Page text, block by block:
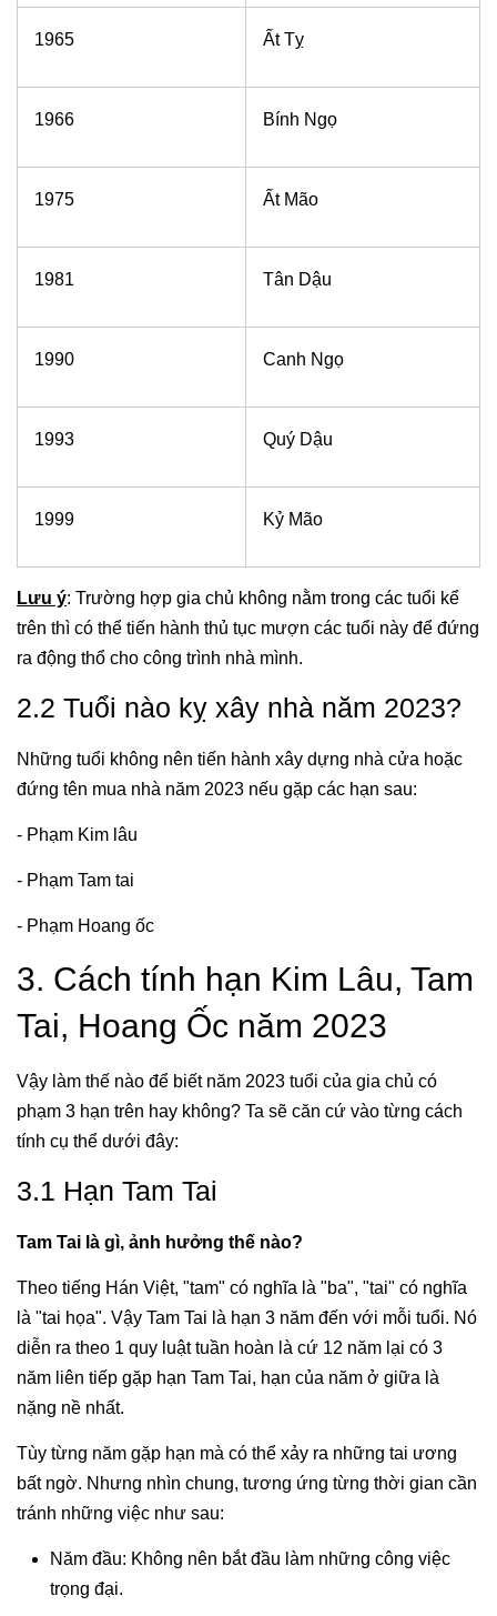
1965 Ất Tỵ
1966 Bính Ngọ
1975 Ất Mão
1981 Tân Dậu
1990 Canh Ngọ
1993 Quý Dậu
1999 Kỷ Mão
Lưu ý: Trường hợp gia chủ không nằm trong các tuổi kể
trên thì có thể tiến hành thủ tục mượn các tuổi này để đứng
ra động thổ cho công trình nhà mình.
2.2 Tuổi nào kỵ xây nhà năm 2023?
Những tuổi không nên tiến hành xây dựng nhà cửa hoặc
đứng tên mua nhà năm 2023 nếu gặp các hạn sau:
- Phạm Kim lâu
- Phạm Tam tai
- Phạm Hoang ốc
3. Cách tính hạn Kim Lâu, Tam
Tai, Hoang Ốc năm 2023
Vậy làm thế nào để biết năm 2023 tuổi của gia chủ có
phạm 3 hạn trên hay không? Ta sẽ căn cứ vào từng cách
tính cụ thể dưới đây:
3.1 Hạn Tam Tai
Tam Tai là gì, ảnh hưởng thế nào?
Theo tiếng Hán Việt, "tam" có nghĩa là "ba", "tai" có nghĩa
là "tai họa". Vậy Tam Tai là hạn 3 năm đến với mỗi tuổi. Nó
diễn ra theo 1 quy luật tuần hoàn là cứ 12 năm lại có 3
năm liên tiếp gặp hạn Tam Tai, hạn của năm ở giữa là
nặng nề nhất.
Tùy từng năm gặp hạn mà có thể xảy ra những tai ương
bất ngờ. Nhưng nhìn chung, tương ứng từng thời gian cần
tránh những việc như sau:
Năm đầu: Không nên bắt đầu làm những công việc
trọng đại.